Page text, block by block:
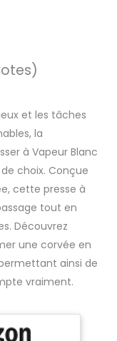
et les tâches
la
à Vapeur Blanc
choix. Conçue
cette presse à
tout en
Découvrez
une corvée en
ainsi de
vraiment.